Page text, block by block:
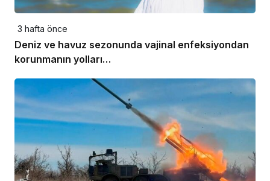
3 hafta önce
Deniz ve havuz sezonunda vajinal enfeksiyondan
korunmanın yolları…